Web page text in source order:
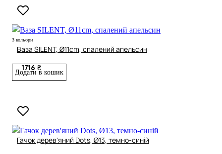
3 кольори
Ваза SILENT, Ø11cm, спалений апельсин
1716 ₴
Додати в кошик
Гачок дерев'яний Dots, Ø13, темно-синій